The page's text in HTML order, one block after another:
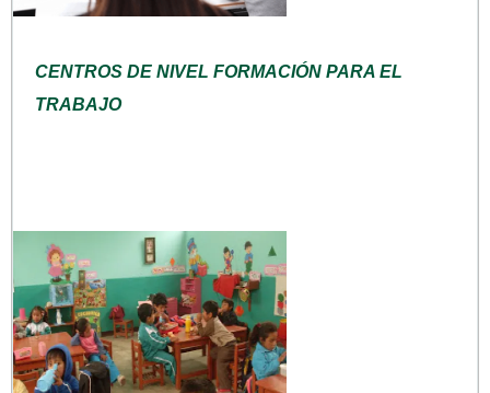
CENTROS DE NIVEL FORMACIÓN PARA EL
TRABAJO